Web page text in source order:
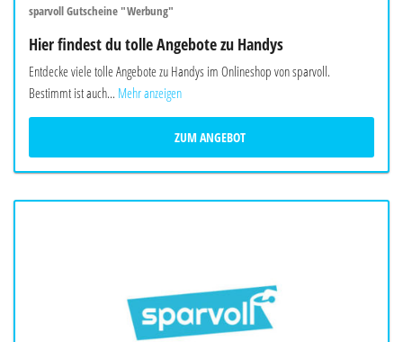
sparvoll Gutscheine "Werbung"
Hier findest du tolle Angebote zu Handys
Entdecke viele tolle Angebote zu Handys im Onlineshop von sparvoll.
Bestimmt ist auch... Mehr anzeigen
ZUM ANGEBOT